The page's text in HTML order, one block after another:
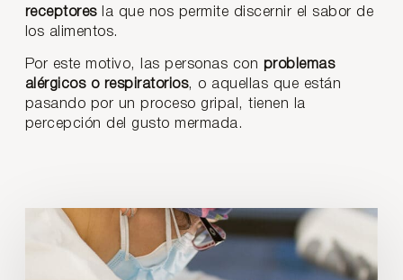
receptores
la que nos permite discernir el sabor de
los alimentos.
Por este motivo, las personas con problemas
alérgicos o respiratorios, o aquellas que están
pasando por un proceso gripal, tienen la
percepción del gusto mermada.